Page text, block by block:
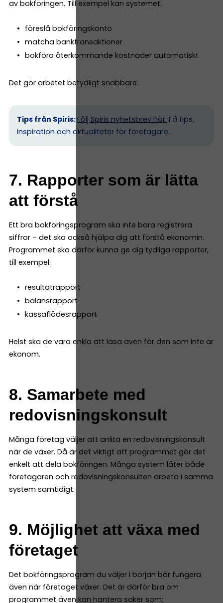
av bokföringen. Till exempel kan systemet:
föreslå bokföringskonto
matcha banktransaktioner
bokföra återkommande kostnader automatiskt
Det gör arbetet betydligt snabbare.
Tips från Spiris: Följ Spiris nyhetsbrev här. Få tips,
inspiration och aktualiteter för företagare.
7. Rapporter som är lätta
att förstå
Ett bra bokföringsprogram ska inte bara registrera
siffror – det ska också hjälpa dig att förstå ekonomin.
Programmet ska därför kunna ge dig tydliga rapporter,
till exempel:
resultatrapport
balansrapport
kassaflödesrapport
Helst ska de vara enkla att läsa även för den som inte är
ekonom.
8. Samarbete med
redovisningskonsult
Många företag väljer att anlita en redovisningskonsult
när de växer. Då är det viktigt att programmet gör det
enkelt att dela bokföringen. Många system låter både
företagaren och redovisningskonsulten arbeta i samma
system samtidigt.
9. Möjlighet att växa med
företaget
Det bokföringsprogram du väljer i början bör fungera
även när företaget växer. Det är därför bra om
programmet även kan hantera saker som: